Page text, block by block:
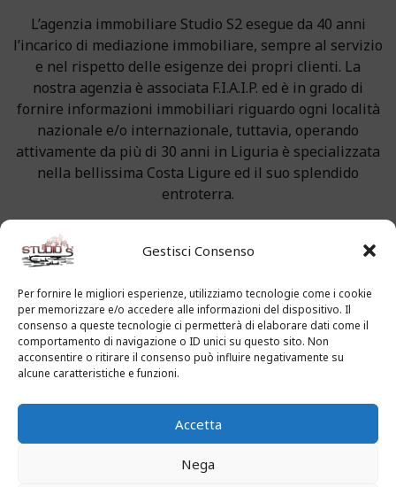
Gestisci Consenso
Per fornire le migliori esperienze, utilizziamo tecnologie come i cookie
per memorizzare e/o accedere alle informazioni del dispositivo. Il
consenso a queste tecnologie ci permetterà di elaborare dati come il
comportamento di navigazione o ID unici su questo sito. Non
acconsentire o ritirare il consenso può influire negativamente su
alcune caratteristiche e funzioni.
Accetta
Nega
L’agenzia immobiliare Studio S2 esegue da 40 anni
l’incarico di mediazione immobiliare, sempre al servizio
e nel rispetto delle esigenze dei propri clienti. La
nostra agenzia è associata F.I.A.I.P. ed è in grado di
fornire informazioni immobiliari riguardo ogni località
nazionale e/o internazionale, tuttavia, operando
attivamente da più di 30 anni in Liguria è specializzata
nella bellissima Costa Ligure ed il suo splendido
entroterra.
LA MISSION
E’ proprio in queste località che si sviluppano
parchi completamente immersi nel verde degli uliveti e
della campagna, una magnifica esposizione verso il
esistenti o che si stanno sviluppando.